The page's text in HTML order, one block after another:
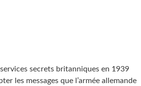
secrets britanniques en 1939
les messages que l’armée allemande